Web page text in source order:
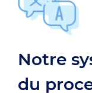
Notre
du